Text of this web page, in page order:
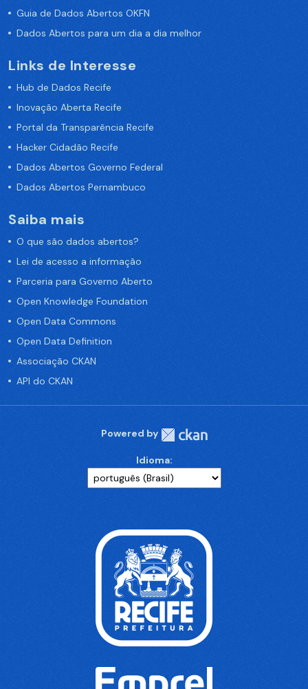
Guia de Dados Abertos OKFN
Dados Abertos para um dia a dia melhor
Links de Interesse
Hub de Dados Recife
Inovação Aberta Recife
Portal da Transparência Recife
Hacker Cidadão Recife
Dados Abertos Governo Federal
Dados Abertos Pernambuco
Saiba mais
O que são dados abertos?
Lei de acesso a informação
Parceria para Governo Aberto
Open Knowledge Foundation
Open Data Commons
Open Data Definition
Associação CKAN
API do CKAN
Powered by
Idioma